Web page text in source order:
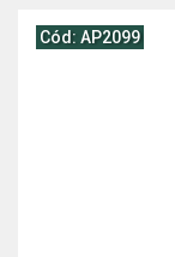
Cód: AP2099